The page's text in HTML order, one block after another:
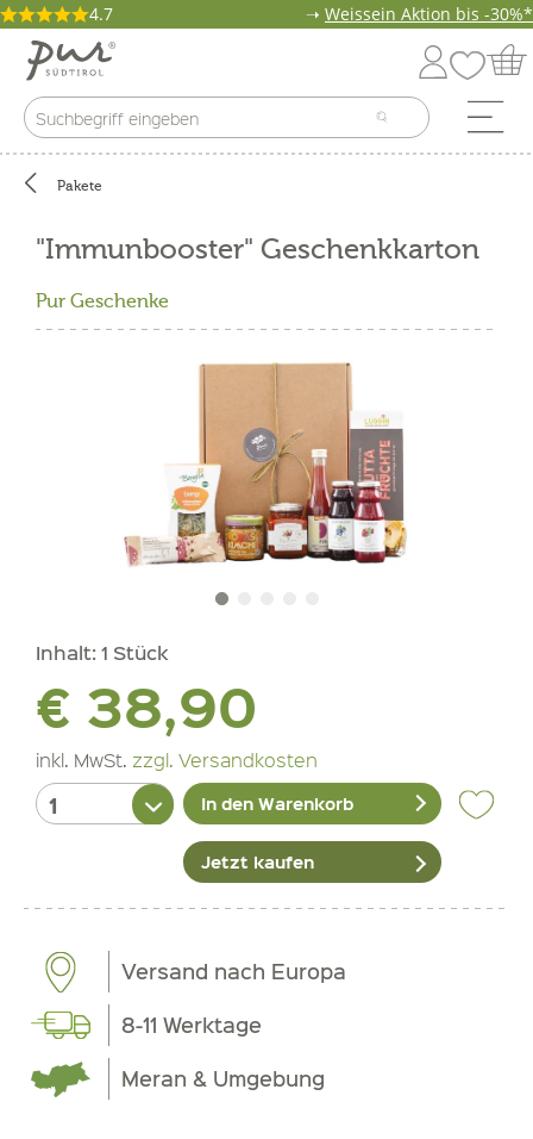
4.7 ➝ Weissein Aktion bis -30%*
Pakete
"Immunbooster" Geschenkkarton
Pur Geschenke
Inhalt: 1 Stück
€ 38,90
inkl. MwSt. zzgl. Versandkosten
In den Warenkorb
Jetzt kaufen
Versand nach Europa
8-11 Werktage
Meran & Umgebung